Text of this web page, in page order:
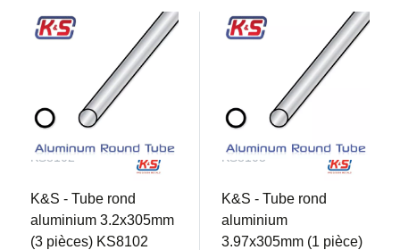
KS8102
K&S - Tube rond
aluminium 3.2x305mm
(3 pièces) KS8102
KS8103
K&S - Tube rond
aluminium
3.97x305mm (1 pièce)